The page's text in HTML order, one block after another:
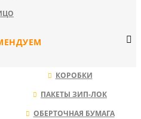
КОРОБКИ
ПАКЕТЫ ЗИП-ЛОК
ОБЕРТОЧНАЯ БУМАГА